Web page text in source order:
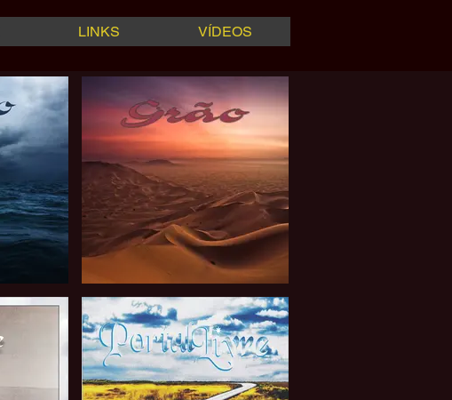
LINKS VÍDEOS